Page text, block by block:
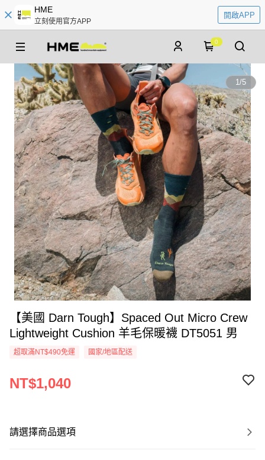
HME
立刻使用官方APP
開啟APP
0
1/5
【美國 Darn Tough】Spaced Out Micro Crew
Lightweight Cushion 羊毛保暖襪 DT5051 男
超取滿NT$490免運 國家/地區配送
NT$1,040
請選擇商品選項